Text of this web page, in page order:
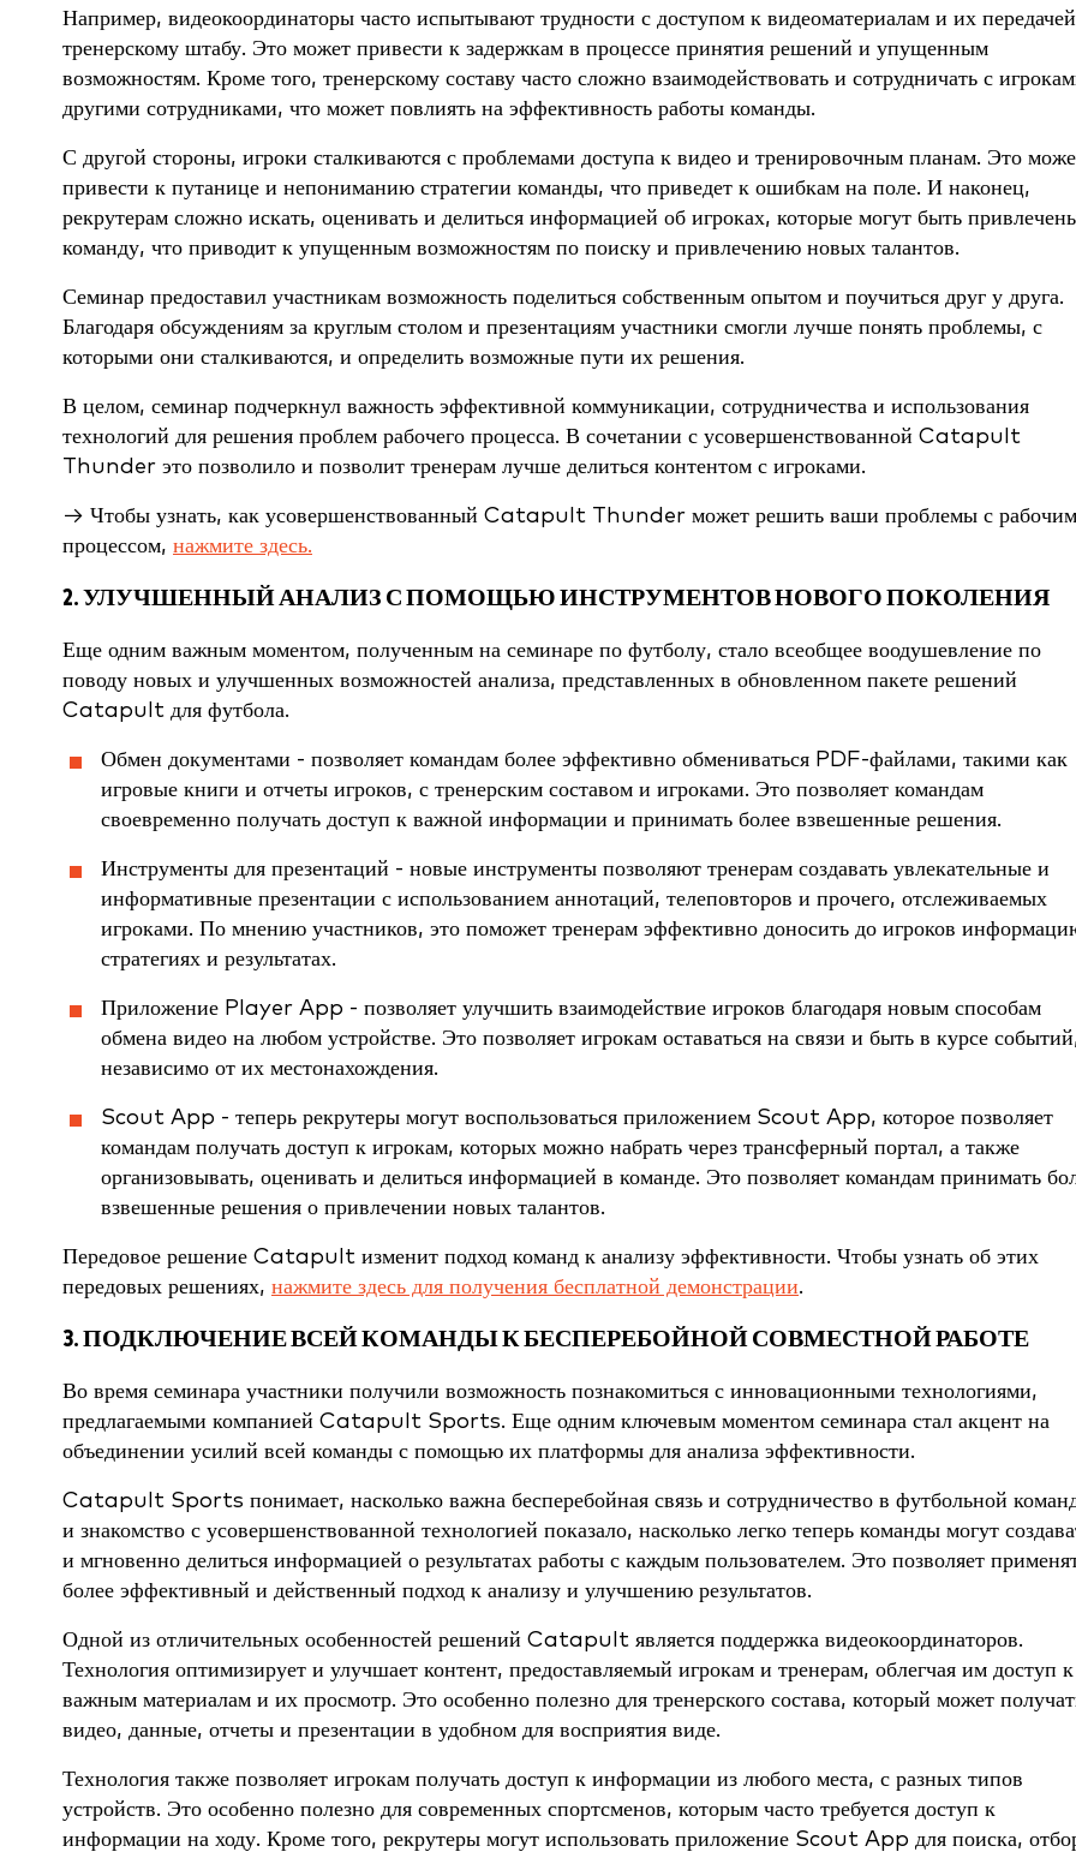
Например, видеокоординаторы часто испытывают трудности с доступом к видеоматериалам и их передачей
тренерскому штабу. Это может привести к задержкам в процессе принятия решений и упущенным
возможностям. Кроме того, тренерскому составу часто сложно взаимодействовать и сотрудничать с
другими сотрудниками, что может повлиять на эффективность работы команды.
С другой стороны, игроки сталкиваются с проблемами доступа к видео и тренировочным планам. Это
привести к путанице и непониманию стратегии команды, что приведет к ошибкам на поле. И наконец,
рекрутерам сложно искать, оценивать и делиться информацией об игроках, которые могут быть
команду, что приводит к упущенным возможностям по поиску и привлечению новых талантов.
Семинар предоставил участникам возможность поделиться собственным опытом и поучиться друг у друга.
Благодаря обсуждениям за круглым столом и презентациям участники смогли лучше понять проблемы, с
которыми они сталкиваются, и определить возможные пути их решения.
В целом, семинар подчеркнул важность эффективной коммуникации, сотрудничества и использования
технологий для решения проблем рабочего процесса. В сочетании с усовершенствованной Catapult
Thunder это позволило и позволит тренерам лучше делиться контентом с игроками.
→ Чтобы узнать, как усовершенствованный Catapult Thunder может решить ваши проблемы с рабочим
процессом, нажмите здесь.
2. УЛУЧШЕННЫЙ АНАЛИЗ С ПОМОЩЬЮ ИНСТРУМЕНТОВ НОВОГО ПОКОЛЕНИЯ
Еще одним важным моментом, полученным на семинаре по футболу, стало всеобщее воодушевление по
поводу новых и улучшенных возможностей анализа, представленных в обновленном пакете решений
Catapult для футбола.
Обмен документами - позволяет командам более эффективно обмениваться PDF-файлами, такими как
игровые книги и отчеты игроков, с тренерским составом и игроками. Это позволяет командам
своевременно получать доступ к важной информации и принимать более взвешенные решения.
Инструменты для презентаций - новые инструменты позволяют тренерам создавать увлекательные и
информативные презентации с использованием аннотаций, телеповторов и прочего, отслеживаемых
игроками. По мнению участников, это поможет тренерам эффективно доносить до игроков
стратегиях и результатах.
Приложение Player App - позволяет улучшить взаимодействие игроков благодаря новым способам
обмена видео на любом устройстве. Это позволяет игрокам оставаться на связи и быть в курсе
независимо от их местонахождения.
Scout App - теперь рекрутеры могут воспользоваться приложением Scout App, которое позволяет
командам получать доступ к игрокам, которых можно набрать через трансферный портал, а также
организовывать, оценивать и делиться информацией в команде. Это позволяет командам принимать
взвешенные решения о привлечении новых талантов.
Передовое решение Catapult изменит подход команд к анализу эффективности. Чтобы узнать об этих
передовых решениях, нажмите здесь для получения бесплатной демонстрации.
3. ПОДКЛЮЧЕНИЕ ВСЕЙ КОМАНДЫ К БЕСПЕРЕБОЙНОЙ СОВМЕСТНОЙ РАБОТЕ
Во время семинара участники получили возможность познакомиться с инновационными технологиями,
предлагаемыми компанией Catapult Sports. Еще одним ключевым моментом семинара стал акцент на
объединении усилий всей команды с помощью их платформы для анализа эффективности.
Catapult Sports понимает, насколько важна бесперебойная связь и сотрудничество в футбольной
и знакомство с усовершенствованной технологией показало, насколько легко теперь команды могут
и мгновенно делиться информацией о результатах работы с каждым пользователем. Это позволяет
более эффективный и действенный подход к анализу и улучшению результатов.
Одной из отличительных особенностей решений Catapult является поддержка видеокоординаторов.
Технология оптимизирует и улучшает контент, предоставляемый игрокам и тренерам, облегчая им доступ к
важным материалам и их просмотр. Это особенно полезно для тренерского состава, который может
видео, данные, отчеты и презентации в удобном для восприятия виде.
Технология также позволяет игрокам получать доступ к информации из любого места, с разных типов
устройств. Это особенно полезно для современных спортсменов, которым часто требуется доступ к
информации на ходу. Кроме того, рекрутеры могут использовать приложение Scout App для поиска,